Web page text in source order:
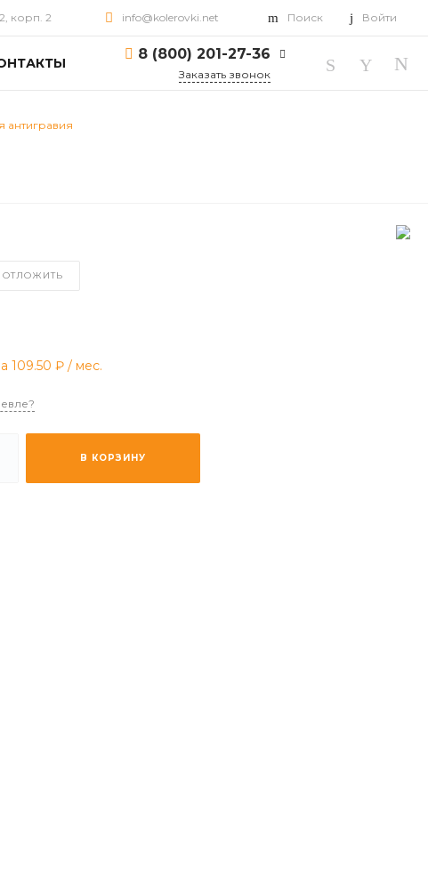
корп. 2 info@kolerovki.net Поиск Войти
8 (800) 201-27-36
Заказать звонок
антигравия
ОТЛОЖИТЬ
109.50 ₽ / мес.
В КОРЗИНУ